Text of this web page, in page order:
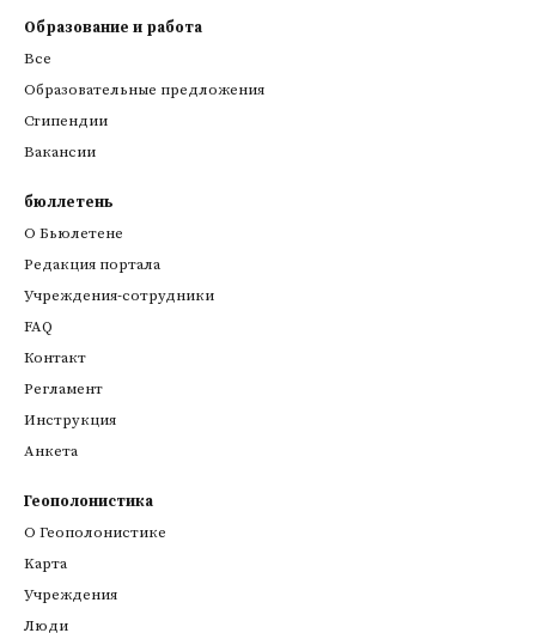
Образование и работа
Все
Образовательные предложения
Стипендии
Вакансии
бюллетень
О Бьюлетене
Редакция портала
Учреждения-сотрудники
FAQ
Контакт
Регламент
Инструкция
Анкета
Геополонистика
О Геополонистике
Kарта
Учреждения
Люди